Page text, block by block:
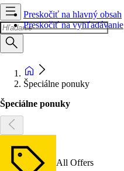
Preskočiť na hlavný obsah
Preskočiť na vyhľadávanie
Špeciálne ponuky
Špeciálne ponuky
All Offers